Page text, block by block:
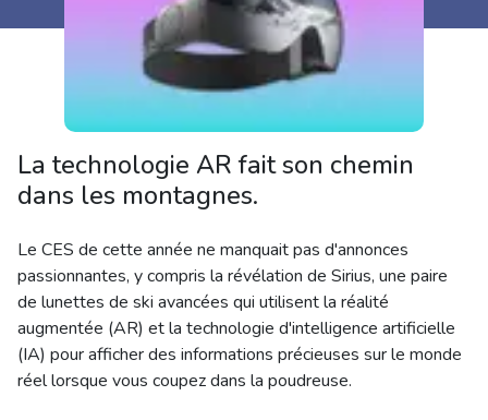
La technologie AR fait son chemin
dans les montagnes.
Le CES de cette année ne manquait pas d'annonces
passionnantes, y compris la révélation de Sirius, une paire
de lunettes de ski avancées qui utilisent la réalité
augmentée (AR) et la technologie d'intelligence artificielle
(IA) pour afficher des informations précieuses sur le monde
réel lorsque vous coupez dans la poudreuse.